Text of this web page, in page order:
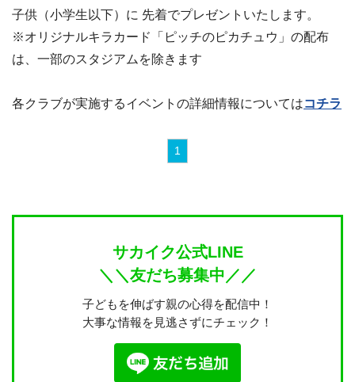
子供（小学生以下）に 先着でプレゼントいたします。
※オリジナルキラカード「ピッチのピカチュウ」の配布
は、一部のスタジアムを除きます
各クラブが実施するイベントの詳細情報についてはコチラ
1
サカイク公式LINE
＼＼友だち募集中／／
子どもを伸ばす親の心得を配信中！
大事な情報を見逃さずにチェック！